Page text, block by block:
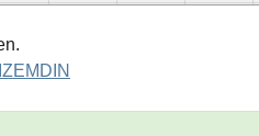
IZEMDIN